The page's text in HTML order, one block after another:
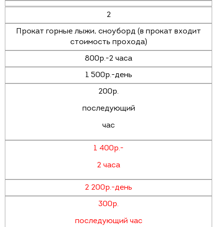
2
Прокат горные лыжи, сноуборд (в прокат входит
стоимость прохода)
800р.-2 часа
1 500р.-день
200р.
последующий
час
1 400р.-
2 часа
2 200р.-день
300р.
последующий час